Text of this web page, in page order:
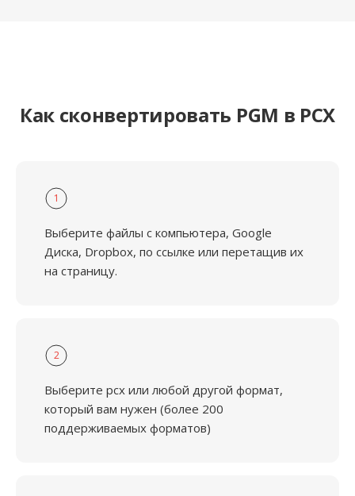
Как сконвертировать PGM в PCX
1
Выберите файлы с компьютера, Google
Диска, Dropbox, по ссылке или перетащив их
на страницу.
2
Выберите pcx или любой другой формат,
который вам нужен (более 200
поддерживаемых форматов)